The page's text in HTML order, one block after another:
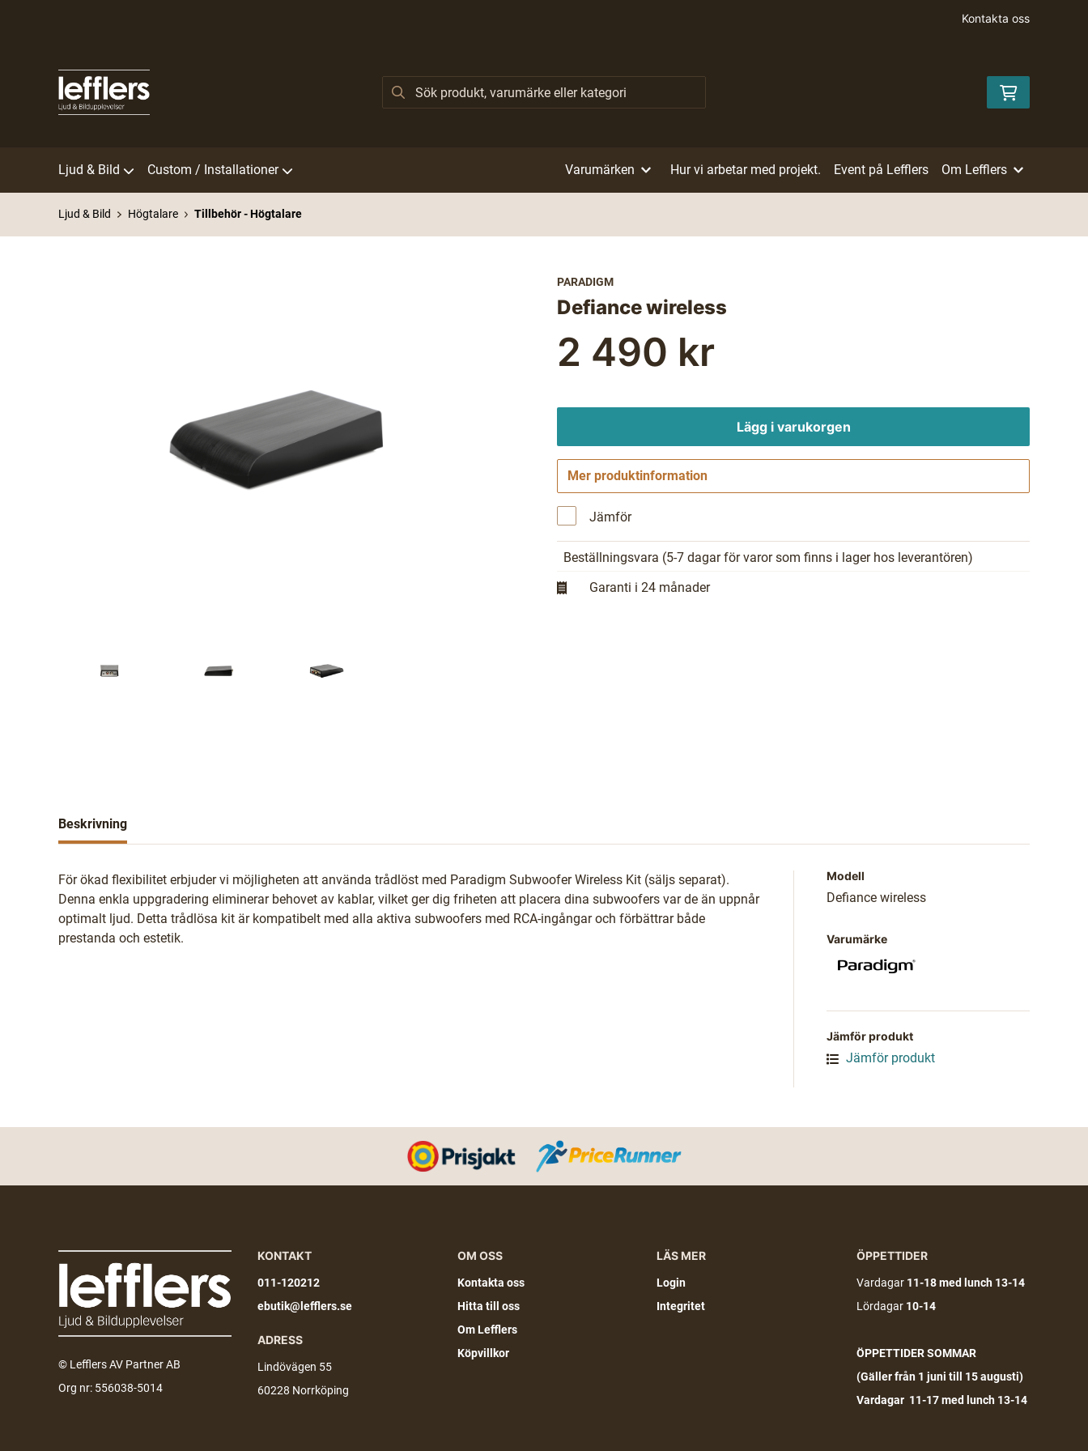
Kontakta oss
Ljud & Bild Custom / Installationer Varumärken Hur vi arbetar med projekt. Event på Lefflers Om Lefflers
Ljud & Bild Högtalare Tillbehör - Högtalare
PARADIGM
Defiance wireless
2 490 kr
Lägg i varukorgen
Mer produktinformation
Jämför
Beställningsvara (5-7 dagar för varor som finns i lager hos leverantören)
Garanti i 24 månader
Beskrivning
För ökad flexibilitet erbjuder vi möjligheten att använda trådlöst med Paradigm Subwoofer Wireless Kit (säljs separat).
Denna enkla uppgradering eliminerar behovet av kablar, vilket ger dig friheten att placera dina subwoofers var de än uppnår
optimalt ljud. Detta trådlösa kit är kompatibelt med alla aktiva subwoofers med RCA-ingångar och förbättrar både
prestanda och estetik.
Modell
Defiance wireless
Varumärke
Jämför produkt
Jämför produkt
© Lefflers AV Partner AB
Org nr: 556038-5014
KONTAKT
011-120212
ebutik@lefflers.se
ADRESS
Lindövägen 55
60228 Norrköping
OM OSS
Kontakta oss
Hitta till oss
Om Lefflers
Köpvillkor
LÄS MER
Login
Integritet
ÖPPETTIDER
Vardagar 11-18 med lunch 13-14
Lördagar 10-14
ÖPPETTIDER SOMMAR
(Gäller från 1 juni till 15 augusti)
Vardagar 11-17 med lunch 13-14